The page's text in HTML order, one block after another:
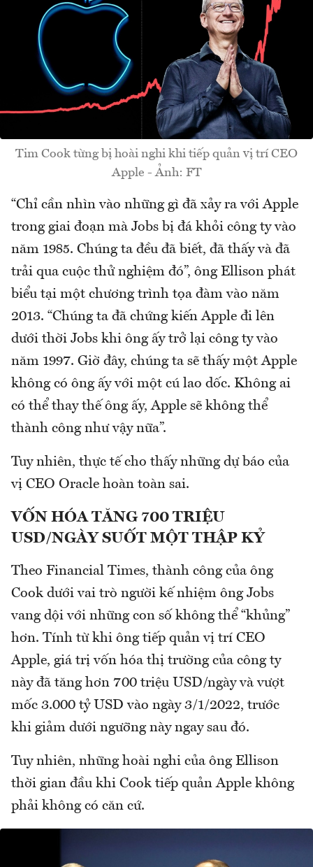
Tim Cook từng bị hoài nghi khi tiếp quản vị trí CEO
Apple - Ảnh: FT
“Chỉ cần nhìn vào những gì đã xảy ra với Apple
trong giai đoạn mà Jobs bị đá khỏi công ty vào
năm 1985. Chúng ta đều đã biết, đã thấy và đã
trải qua cuộc thử nghiệm đó”, ông Ellison phát
biểu tại một chương trình tọa đàm vào năm
2013. “Chúng ta đã chứng kiến Apple đi lên
dưới thời Jobs khi ông ấy trở lại công ty vào
năm 1997. Giờ đây, chúng ta sẽ thấy một Apple
không có ông ấy với một cú lao dốc. Không ai
có thể thay thế ông ấy, Apple sẽ không thể
thành công như vậy nữa”.
Tuy nhiên, thực tế cho thấy những dự báo của
vị CEO Oracle hoàn toàn sai.
VỐN HÓA TĂNG 700 TRIỆU
USD/NGÀY SUỐT MỘT THẬP KỶ
Theo Financial Times, thành công của ông
Cook dưới vai trò người kế nhiệm ông Jobs
vang dội với những con số không thể “khủng”
hơn. Tính từ khi ông tiếp quản vị trí CEO
Apple, giá trị vốn hóa thị trường của công ty
này đã tăng hơn 700 triệu USD/ngày và vượt
mốc 3.000 tỷ USD vào ngày 3/1/2022, trước
khi giảm dưới ngưỡng này ngay sau đó.
Tuy nhiên, những hoài nghi của ông Ellison
thời gian đầu khi Cook tiếp quản Apple không
phải không có căn cứ.